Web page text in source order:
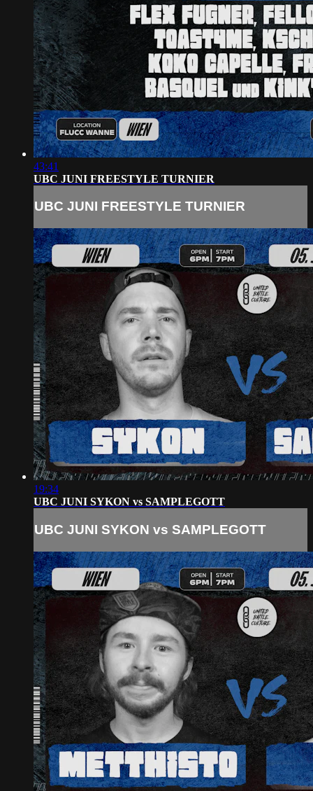
43:41
UBC JUNI FREESTYLE TURNIER
UBC JUNI FREESTYLE TURNIER
19:34
UBC JUNI SYKON vs SAMPLEGOTT
UBC JUNI SYKON vs SAMPLEGOTT